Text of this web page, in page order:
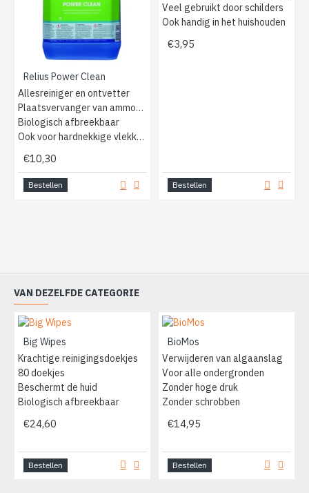
Relius Power Clean
Allesreiniger en ontvetter
Plaatsvervanger van ammonia
Biologisch afbreekbaar
Ook voor hardnekkige vlekken
€10,30
Bestellen
Veel gebruikt door schilders
Ook handig in het huishouden
€3,95
Bestellen
VAN DEZELFDE CATEGORIE
Big Wipes
Krachtige reinigingsdoekjes
80 doekjes
Beschermt de huid
Biologisch afbreekbaar
€24,60
Bestellen
BioMos
Verwijderen van algaanslag
Voor alle ondergronden
Zonder hoge druk
Zonder schrobben
€14,95
Bestellen